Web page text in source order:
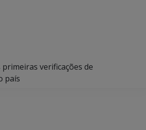
primeiras verificações de
país